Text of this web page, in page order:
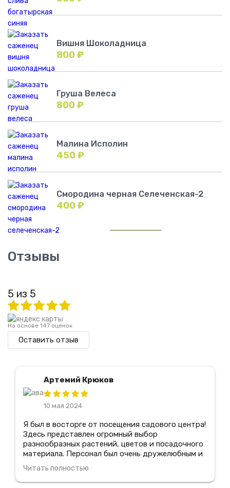
Вишня Шоколадница
800₽
Груша Велеса
800₽
Малина Исполин
450₽
Смородина черная Селеченская-2
400₽
Отзывы
5 из 5
На основе 147 оценок
Оставить отзыв
Артемий Крюков
10 мая 2024
Я был в восторге от посещения садового центра!
Здесь представлен огромный выбор
разнообразных растений, цветов и посадочного
материала. Персонал был очень дружелюбным и
предоставил мне всю необходимую информацию
по уходу за растениями. Я также оценил
прекрасное качество продукции и отличные
Читать полностью